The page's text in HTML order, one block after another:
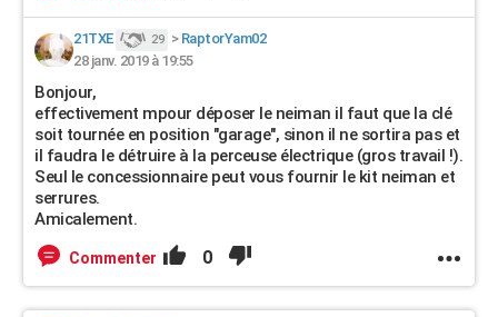
21TXE 29 > RaptorYam02
28 janv. 2019 à 19:55
Bonjour,
effectivement mpour déposer le neiman il faut que la clé
soit tournée en position "garage", sinon il ne sortira pas et
il faudra le détruire à la perceuse électrique (gros travail !).
Seul le concessionnaire peut vous fournir le kit neiman et
serrures.
Amicalement.
Commenter 0